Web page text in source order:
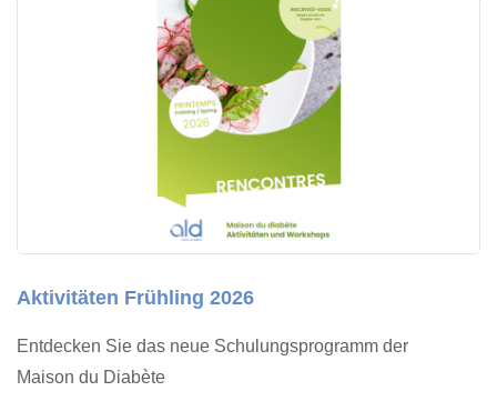
Aktivitäten Frühling 2026
Entdecken Sie das neue Schulungsprogramm der
Maison du Diabète